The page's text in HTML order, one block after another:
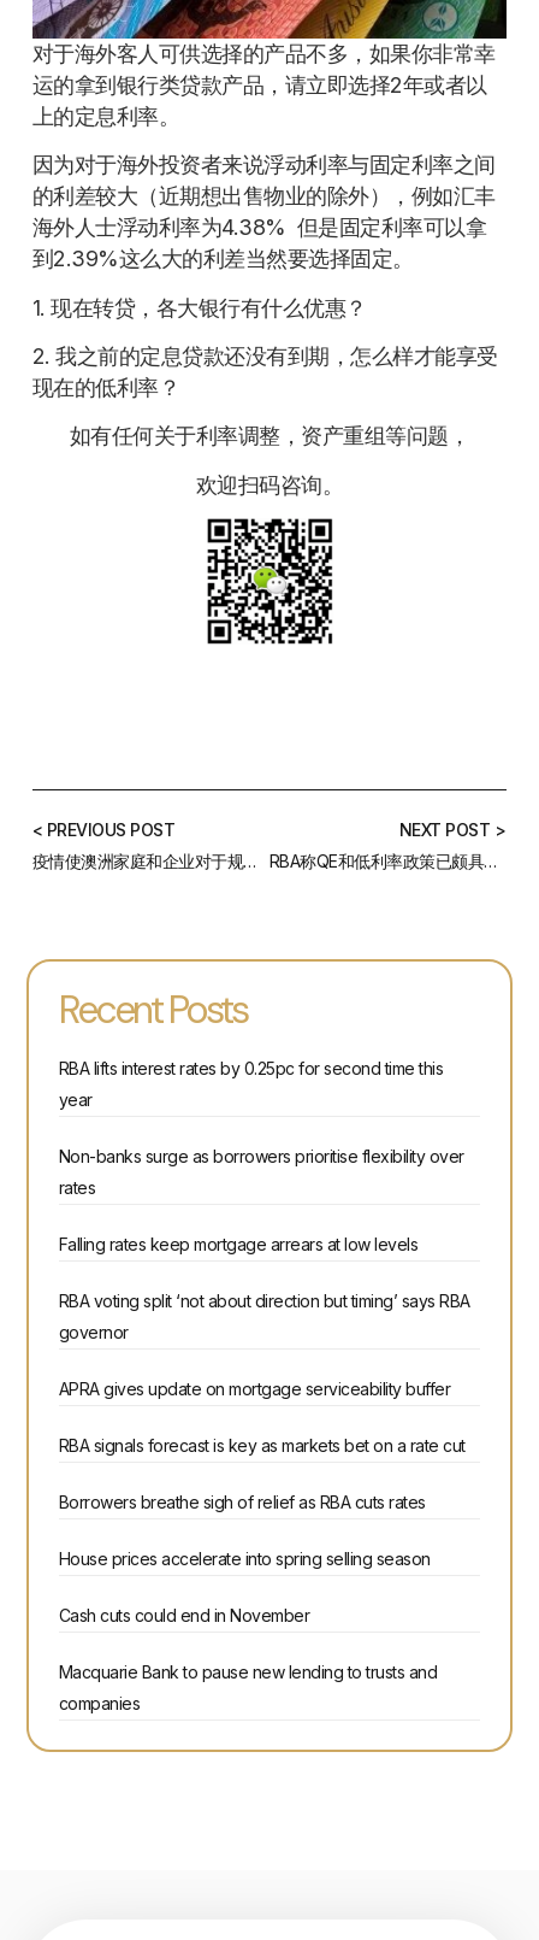
对于海外客人可供选择的产品不多，如果你非常幸
运的拿到银行类贷款产品，请立即选择2年或者以
上的定息利率。
因为对于海外投资者来说浮动利率与固定利率之间
的利差较大（近期想出售物业的除外），例如汇丰
海外人士浮动利率为4.38% 但是固定利率可以拿
到2.39%这么大的利差当然要选择固定。
1. 现在转贷，各大银行有什么优惠？
2. 我之前的定息贷款还没有到期，怎么样才能享受
现在的低利率？
如有任何关于利率调整，资产重组等问题，
欢迎扫码咨询。
< PREVIOUS POST
疫情使澳洲家庭和企业对于规避风险过于敏感
NEXT POST >
RBA称QE和低利率政策已颇具成效
Recent Posts
RBA lifts interest rates by 0.25pc for second time this
year
Non-banks surge as borrowers prioritise flexibility over
rates
Falling rates keep mortgage arrears at low levels
RBA voting split ‘not about direction but timing’ says RBA
governor
APRA gives update on mortgage serviceability buffer
RBA signals forecast is key as markets bet on a rate cut
Borrowers breathe sigh of relief as RBA cuts rates
House prices accelerate into spring selling season
Cash cuts could end in November
Macquarie Bank to pause new lending to trusts and
companies